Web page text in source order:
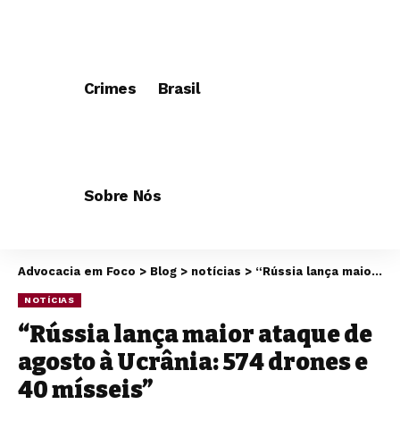
Crimes Brasil
Sobre Nós
Advocacia em Foco > Blog > notícias > “Rússia lança maior ataque de agosto à Ucrânia: 574 drones e 40 mísseis”
NOTÍCIAS
“Rússia lança maior ataque de
agosto à Ucrânia: 574 drones e
40 mísseis”